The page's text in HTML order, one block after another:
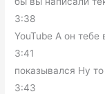
3:38
YouTube А он
3:41
показывался Ну
3:43